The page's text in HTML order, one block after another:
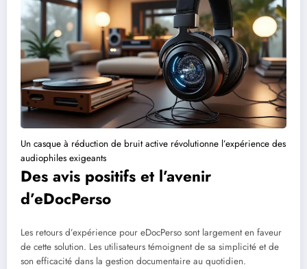
Un casque à réduction de bruit active révolutionne l’expérience des
audiophiles exigeants
Des avis positifs et l’avenir
d’eDocPerso
Les retours d’expérience pour eDocPerso sont largement en faveur
de cette solution. Les utilisateurs témoignent de sa simplicité et de
son efficacité dans la gestion documentaire au quotidien.